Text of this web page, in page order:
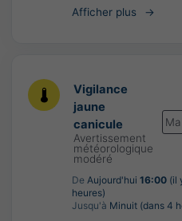
Afficher plus
Vigilance
jaune
canicule
Avertissement
météorologique
modéré
De Aujourd'hui 16:00 (il
heures)
Jusqu'à Minuit (dans 4